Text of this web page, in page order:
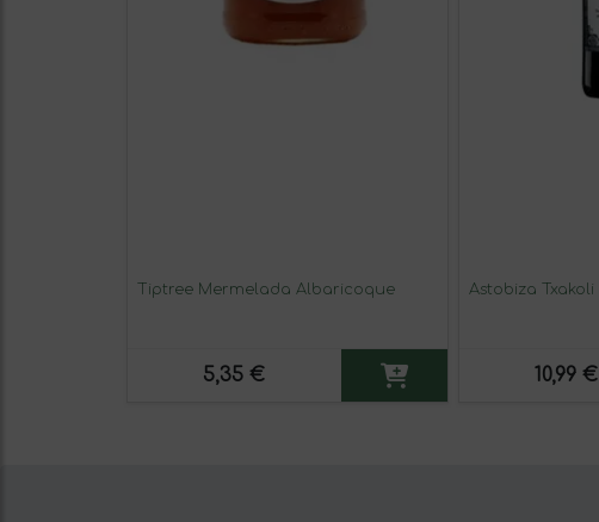
Tiptree Mermelada Albaricoque
5,35 €
Astobiza Txakoli
10,99 €